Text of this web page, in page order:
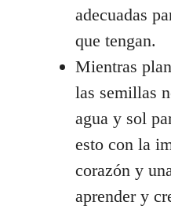
adecuadas
que tengan.
Mientras
las semillas
agua y sol
esto con la
corazón y
aprender y